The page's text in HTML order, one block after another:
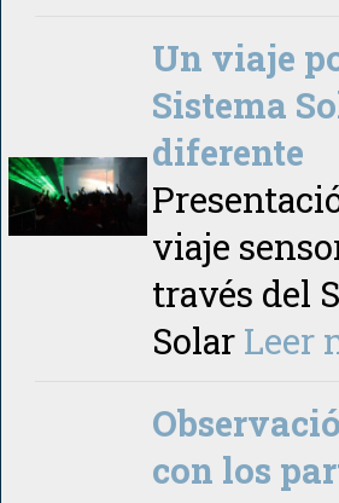
Un viaje
Sistema
diferente
viaje
través del
Solar Leer
con los